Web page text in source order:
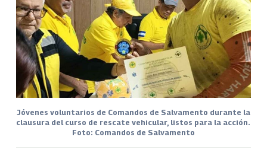
Jóvenes voluntarios de Comandos de Salvamento durante la
clausura del curso de rescate vehicular, listos para la acción.
Foto: Comandos de Salvamento